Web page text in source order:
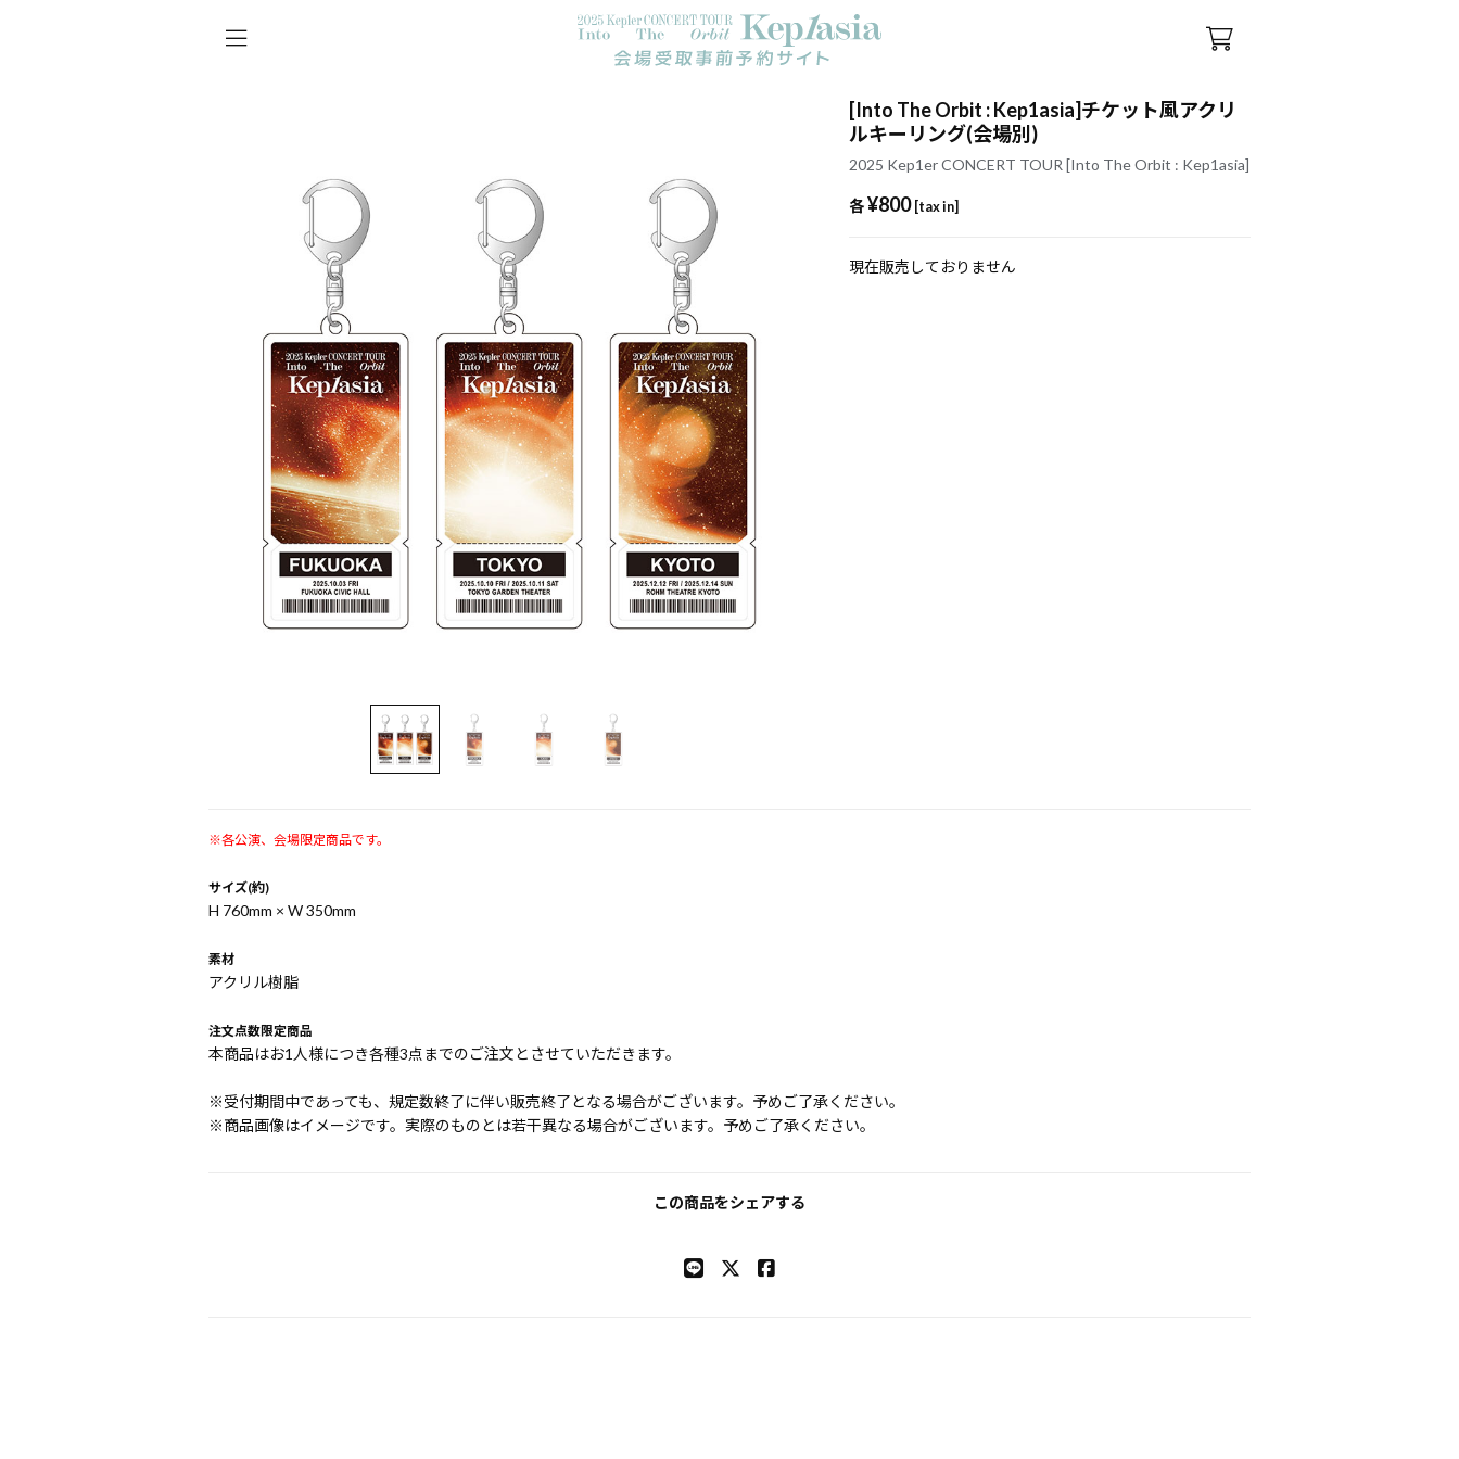
[Into The Orbit : Kep1asia]チケット風アクリ
ルキーリング(会場別)
2025 Kep1er CONCERT TOUR [Into The Orbit : Kep1asia]
各 ¥800 [tax in]
現在販売しておりません
※各公演、会場限定商品です。
サイズ(約)
H 760mm × W 350mm
素材
アクリル樹脂
注文点数限定商品
本商品はお1人様につき各種3点までのご注文とさせていただきます。
※受付期間中であっても、規定数終了に伴い販売終了となる場合がございます。予めご了承ください。
※商品画像はイメージです。実際のものとは若干異なる場合がございます。予めご了承ください。
この商品をシェアする